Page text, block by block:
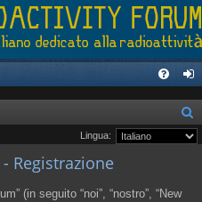
Lingua:
Registrazione
(in seguito “noi”, “nostro”, “New